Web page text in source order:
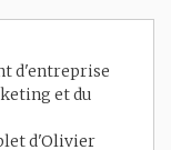
d'entreprise
et du
d'Olivier